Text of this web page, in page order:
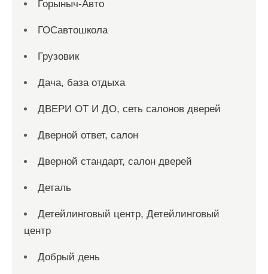
Горыныч-Авто
ГОСавтошкола
Грузовик
Дача, база отдыха
ДВЕРИ ОТ И ДО, сеть салонов дверей
Дверной ответ, салон
Дверной стандарт, салон дверей
Деталь
Детейлинговый центр, Детейлинговый
центр
Добрый день